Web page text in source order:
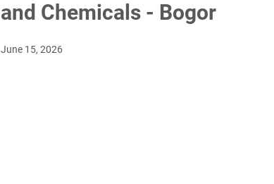
and Chemicals - Bogor
June 15, 2026